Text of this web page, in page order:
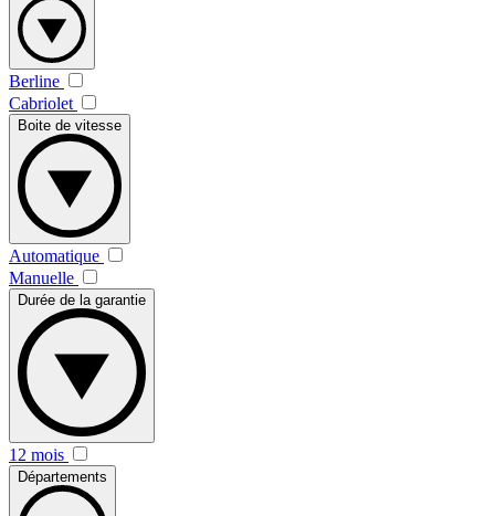
Berline
Cabriolet
Boite de vitesse
Automatique
Manuelle
Durée de la garantie
12 mois
Départements